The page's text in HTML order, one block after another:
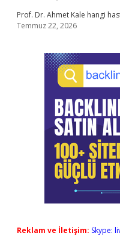
Prof. Dr. Ahmet Kale hangi
Temmuz 22, 2026
Reklam ve İletişim: Skype: